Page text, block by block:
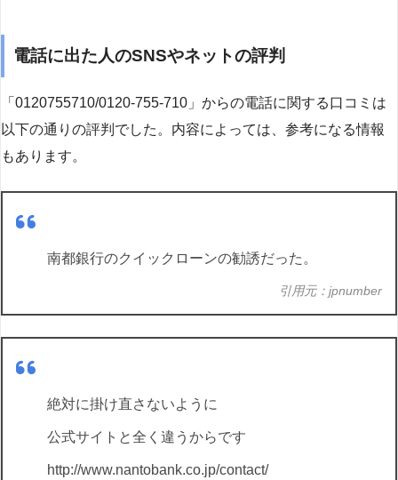
電話に出た人のSNSやネットの評判
「0120755710/0120-755-710」からの電話に関する口コミは
以下の通りの評判でした。内容によっては、参考になる情報
もあります。
南都銀行のクイックローンの勧誘だった。
引用元：jpnumber
絶対に掛け直さないように
公式サイトと全く違うからです
http://www.nantobank.co.jp/contact/